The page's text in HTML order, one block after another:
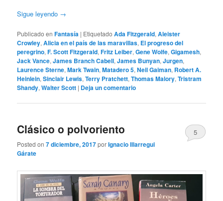
Sigue leyendo →
Publicado en Fantasía | Etiquetado Ada Fitzgerald,Aleister
Crowley,Alicia en el país de las maravillas, El progreso del
peregrino,F. Scott Fitzgerald,Fritz Leiber,Gene Wolfe,Gigamesh,
Jack Vance,James Branch Cabell,James Bunyan,Jurgen,
Laurence Sterne,Mark Twain,Matadero 5,Neil Gaiman, Robert A.
Heinlein,Sinclair Lewis,Terry Pratchett,Thomas Malory,Tristram
Shandy,Walter Scott | Deja un comentario
Clásico o polvoriento
Posted on7 diciembre, 2017porIgnacio Illarregui
Gárate
5